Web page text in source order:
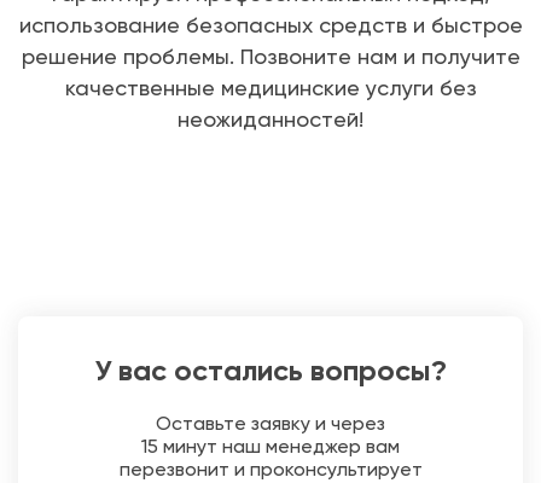
использование безопасных средств и быстрое
решение проблемы. Позвоните нам и получите
качественные медицинские услуги без
неожиданностей!
У вас остались вопросы?
Оставьте заявку и через
15 минут наш менеджер вам
перезвонит и проконсультирует